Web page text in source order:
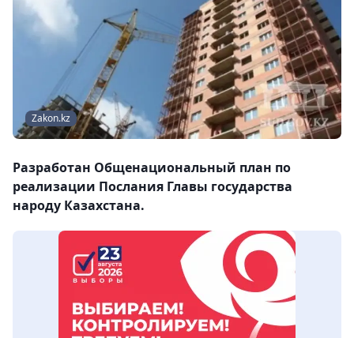
Zakon.kz
Разработан Общенациональный план по
реализации Послания Главы государства
народу Казахстана.